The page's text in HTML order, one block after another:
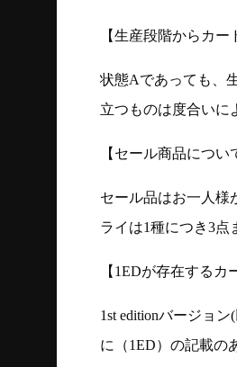
【生産段階からカ
状態Aであっても、
立つものは度合いに
【セール商品につい
セール品はお一人様
ライは1種につき3点
【1EDが存在するカ
1st editionバージョ
に（1ED）の記載の